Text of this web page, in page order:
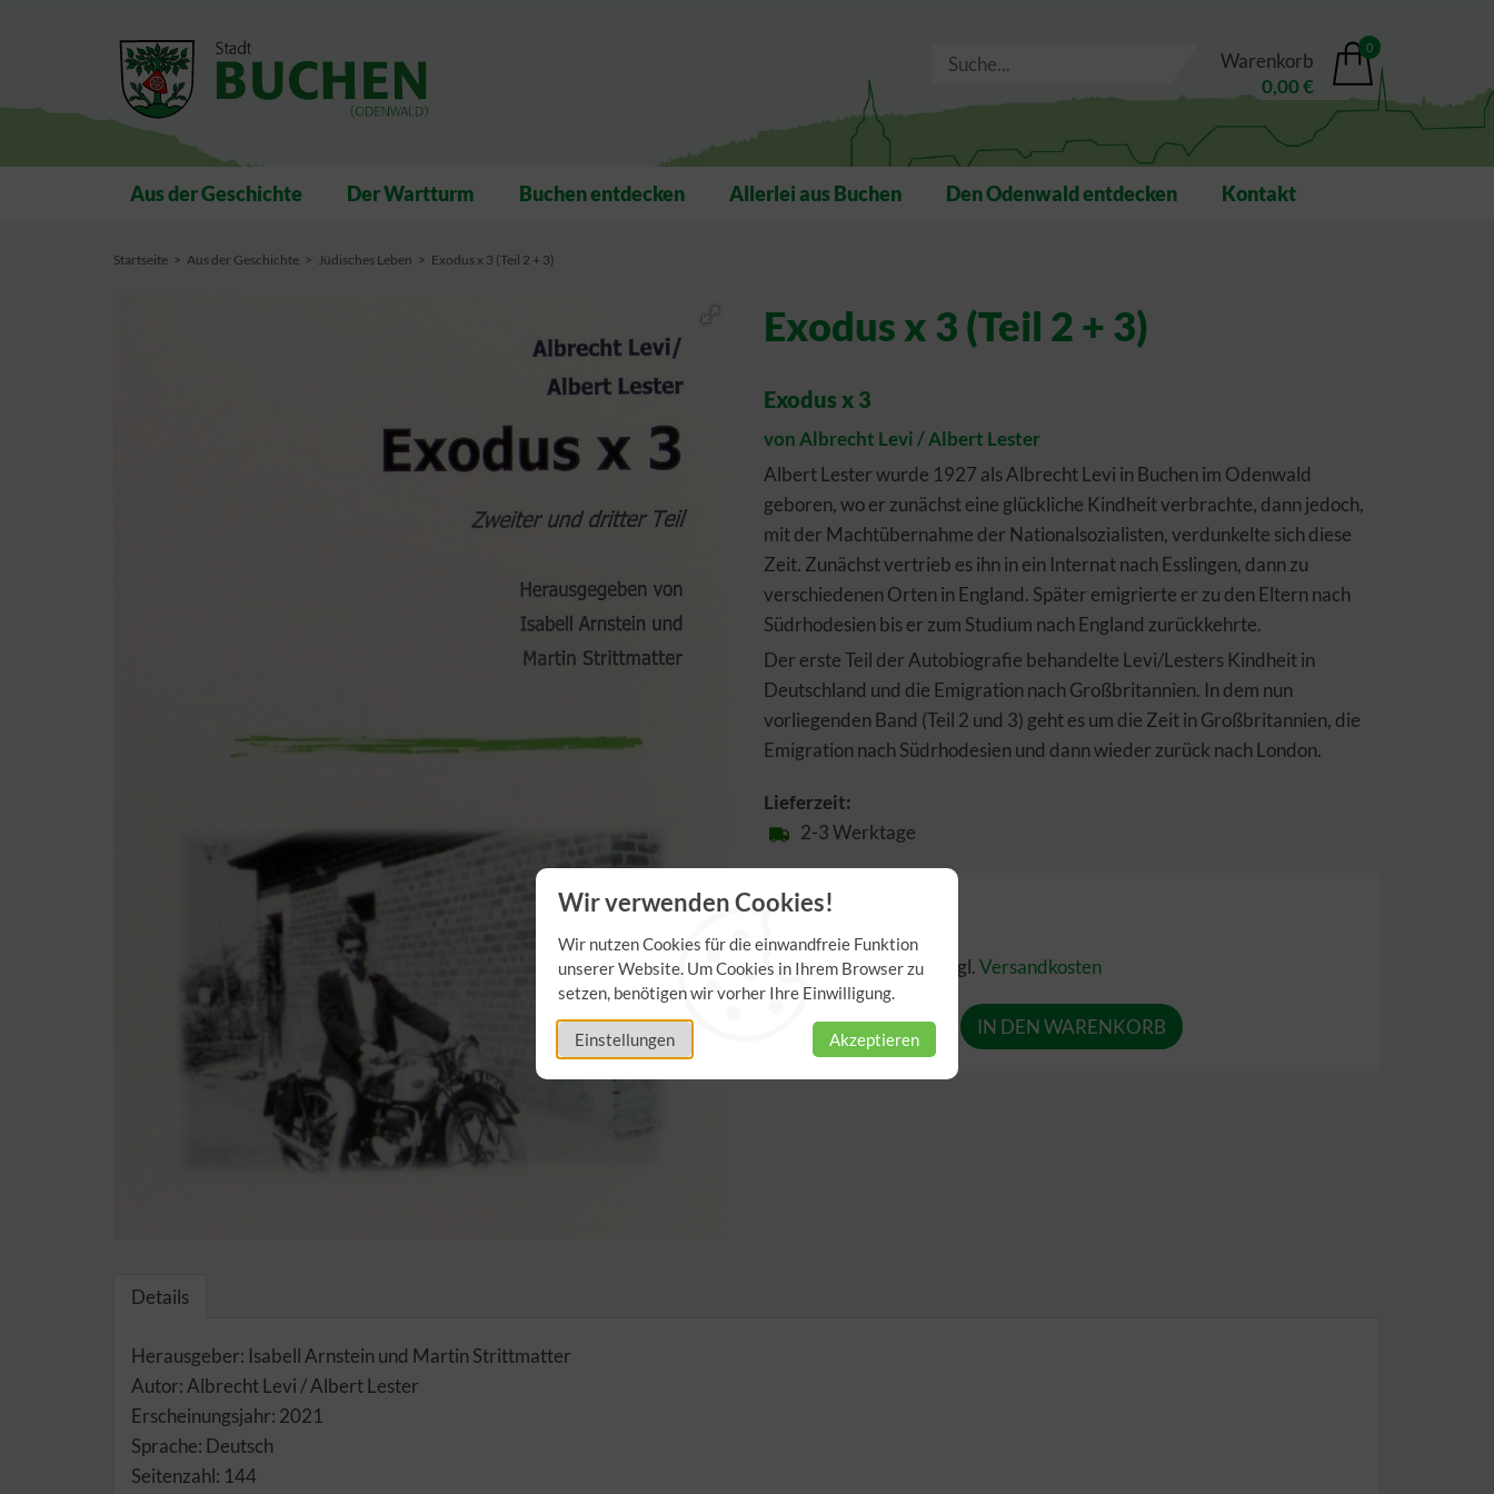
Wir verwenden Cookies!
Wir nutzen Cookies für die einwandfreie Funktion
unserer Website. Um Cookies in Ihrem Browser zu
setzen, benötigen wir vorher Ihre Einwilligung.
Einstellungen Akzeptieren
0
Warenkorb
0,00 €
Aus der Geschichte Der Wartturm Buchen entdecken Allerlei aus Buchen Den Odenwald entdecken Kontakt
Startseite Aus der Geschichte Jüdisches Leben Exodus x 3 (Teil 2 + 3)
Exodus x 3 (Teil 2 + 3)
Exodus x 3
von Albrecht Levi / Albert Lester
Albert Lester wurde 1927 als Albrecht Levi in Buchen im Odenwald
geboren, wo er zunächst eine glückliche Kindheit verbrachte, dann jedoch,
mit der Machtübernahme der Nationalsozialisten, verdunkelte sich diese
Zeit. Zunächst vertrieb es ihn in ein Internat nach Esslingen, dann zu
verschiedenen Orten in England. Später emigrierte er zu den Eltern nach
Südrhodesien bis er zum Studium nach England zurückkehrte.
Der erste Teil der Autobiografie behandelte Levi/Lesters Kindheit in
Deutschland und die Emigration nach Großbritannien. In dem nun
vorliegenden Band (Teil 2 und 3) geht es um die Zeit in Großbritannien, die
Emigration nach Südrhodesien und dann wieder zurück nach London.
Lieferzeit:
2-3 Werktage
10,00 €
inkl. 7,00% MwSt. zzgl.Versandkosten
Anzahl
Details
Herausgeber: Isabell Arnstein und Martin Strittmatter
Autor: Albrecht Levi / Albert Lester
Erscheinungsjahr: 2021
Sprache: Deutsch
Seitenzahl: 144